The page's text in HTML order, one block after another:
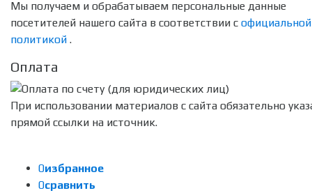
Мы получаем и обрабатываем персональные данные
посетителей нашего сайта в соответствии с официальной
политикой .
Оплата
При использовании материалов с сайта обязательно
прямой ссылки на источник.
0избранное
0сравнить